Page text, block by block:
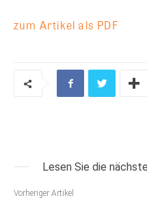
zum Artikel als PDF
Lesen Sie die
Vorheriger Artikel